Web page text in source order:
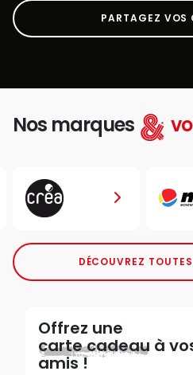
PARTAGEZ VOS
Nos marques
DÉCOUVREZ
Offrez une
carte cadeau à
amis !